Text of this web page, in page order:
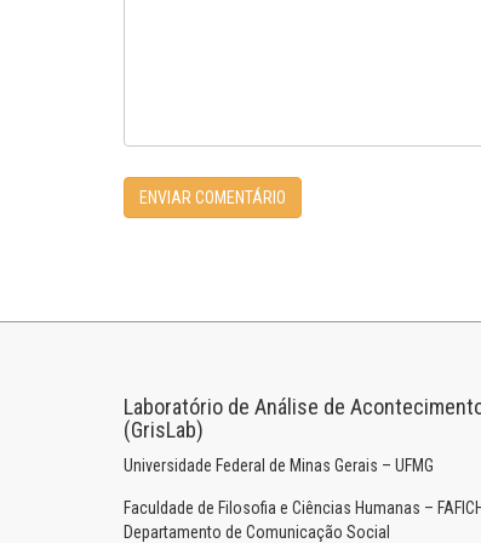
Laboratório de Análise de
(GrisLab)
Universidade Federal de Minas Gerais – UFMG
Faculdade de Filosofia e Ciências Humanas –
Departamento de Comunicação Social